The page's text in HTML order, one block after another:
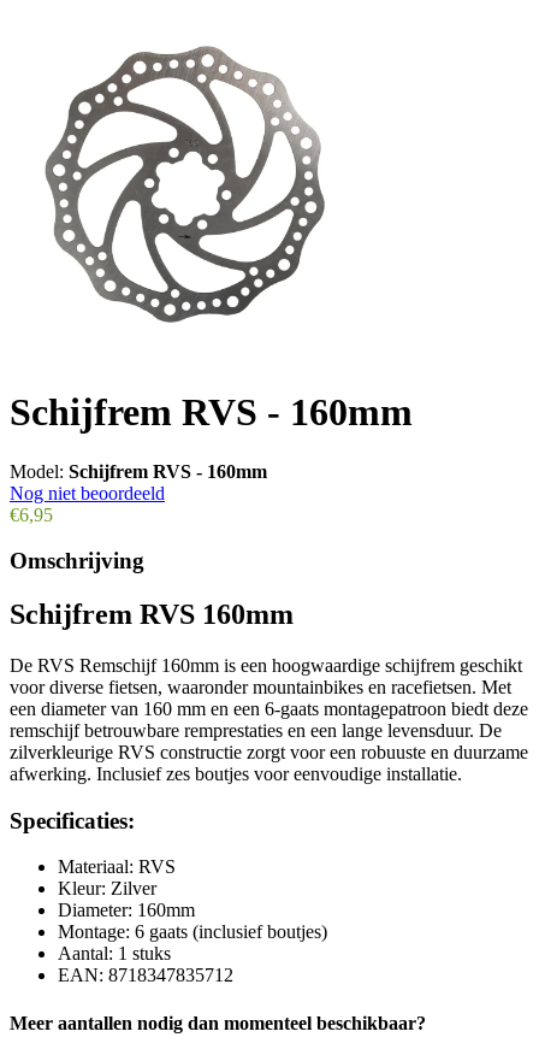
Schijfrem RVS - 160mm
Model: Schijfrem RVS - 160mm
Nog niet beoordeeld
€6,95
Omschrijving
Schijfrem RVS 160mm
De RVS Remschijf 160mm is een hoogwaardige schijfrem geschikt
voor diverse fietsen, waaronder mountainbikes en racefietsen. Met
een diameter van 160 mm en een 6-gaats montagepatroon biedt deze
remschijf betrouwbare remprestaties en een lange levensduur. De
zilverkleurige RVS constructie zorgt voor een robuuste en duurzame
afwerking. Inclusief zes boutjes voor eenvoudige installatie.
Specificaties:
Materiaal: RVS
Kleur: Zilver
Diameter: 160mm
Montage: 6 gaats (inclusief boutjes)
Aantal: 1 stuks
EAN: 8718347835712
Meer aantallen nodig dan momenteel beschikbaar?